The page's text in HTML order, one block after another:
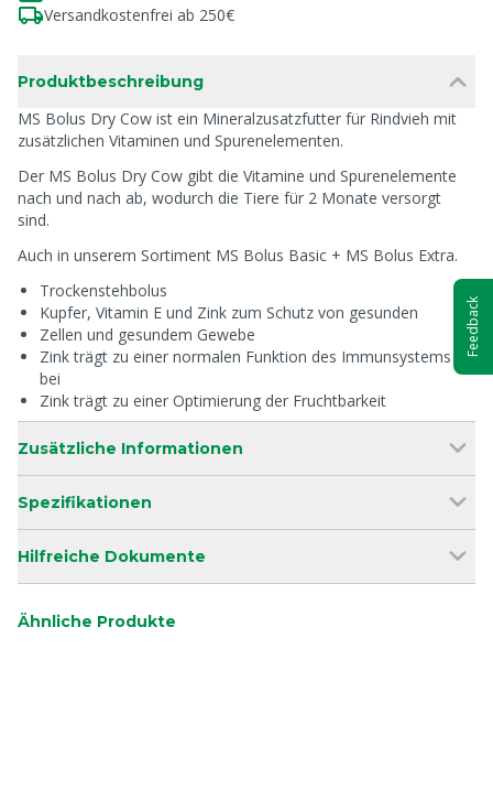
Versandkostenfrei ab 250€
Produktbeschreibung
MS Bolus Dry Cow ist ein Mineralzusatzfutter für Rindvieh mit
zusätzlichen Vitaminen und Spurenelementen.
Der MS Bolus Dry Cow gibt die Vitamine und Spurenelemente
nach und nach ab, wodurch die Tiere für 2 Monate versorgt
sind.
Auch in unserem Sortiment MS Bolus Basic + MS Bolus Extra.
Trockenstehbolus
Kupfer, Vitamin E und Zink zum Schutz von gesunden
Zellen und gesundem Gewebe
Zink trägt zu einer normalen Funktion des Immunsystems
bei
Zink trägt zu einer Optimierung der Fruchtbarkeit
Zusätzliche Informationen
Spezifikationen
Hilfreiche Dokumente
Ähnliche Produkte
Feedback